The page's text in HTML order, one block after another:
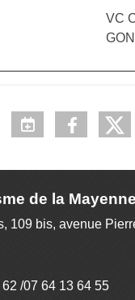
VC
de la Mayenne
109 bis, avenue
/07 64 13 64 55